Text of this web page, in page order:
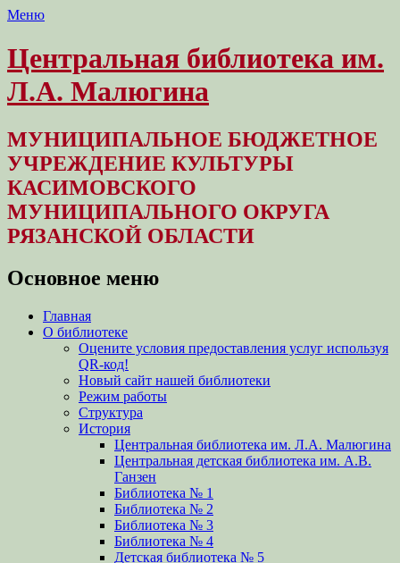
Меню
Центральная библиотека им.
Л.А. Малюгина
МУНИЦИПАЛЬНОЕ БЮДЖЕТНОЕ
УЧРЕЖДЕНИЕ КУЛЬТУРЫ
КАСИМОВСКОГО
МУНИЦИПАЛЬНОГО ОКРУГА
РЯЗАНСКОЙ ОБЛАСТИ
Основное меню
Перейти
содержимому
Главная
О библиотеке
Оцените условия предоставления услуг используя
QR-код!
Новый сайт нашей библиотеки
Режим работы
Структура
История
Центральная библиотека им. Л.А. Малюгина
Центральная детская библиотека им. А.В.
Ганзен
Библиотека № 1
Библиотека № 2
Библиотека № 3
Библиотека № 4
Детская библиотека № 5